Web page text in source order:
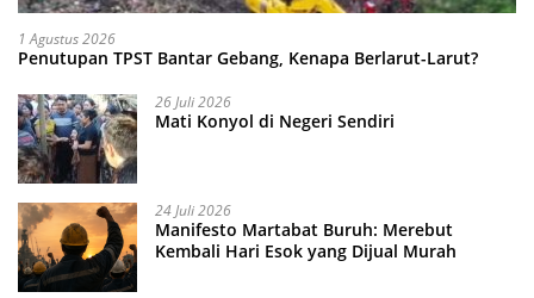
1 Agustus 2026
Penutupan TPST Bantar Gebang, Kenapa Berlarut-Larut?
26 Juli 2026
Mati Konyol di Negeri Sendiri
24 Juli 2026
Manifesto Martabat Buruh: Merebut
Kembali Hari Esok yang Dijual Murah